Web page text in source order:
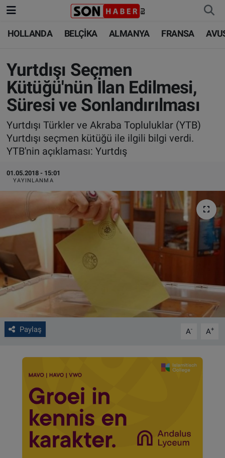
HOLLANDA BELÇİKA ALMANYA FRANSA
Yurtdışı Seçmen
Kütüğü'nün İlan Edilmesi,
Süresi ve Sonlandırılması
Yurtdışı Türkler ve Akraba Topluluklar (YTB)
Yurtdışı seçmen kütüğü ile ilgili bilgi verdi.
YTB'nin açıklaması: Yurtdış
01.05.2018 - 15:01
YAYINLANMA
Paylaş A- A+
HOLLANDA
BELÇİKA
ALMANYA
AVUSTURYA
BİLİM-TEKNOLOJİ
HOLLANDA
BELÇİKA
ALMANYA
DÜNYA
SAĞLIK
FOTO GALERİ
VIDEO GALERİ
ALGEMENE VOORWAARDEN
CONTACT
Çerez Politikası
Nöbetçi Eczaneler
Hava Durumu
Trafik Durumu
Tüm Manşetler
Haber Arşivi